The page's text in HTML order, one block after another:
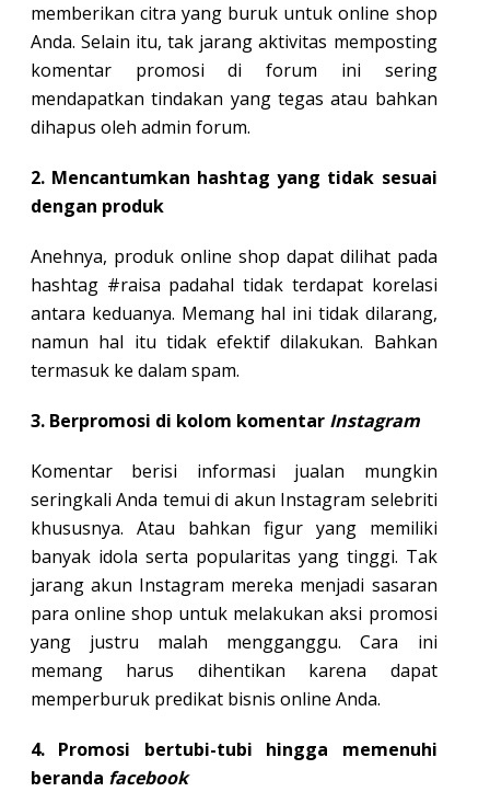
memberikan citra yang buruk untuk online shop
Anda. Selain itu, tak jarang aktivitas memposting
komentar promosi di forum ini sering
mendapatkan tindakan yang tegas atau bahkan
dihapus oleh admin forum.
2. Mencantumkan hashtag yang tidak sesuai
dengan produk
Anehnya, produk online shop dapat dilihat pada
hashtag #raisa padahal tidak terdapat korelasi
antara keduanya. Memang hal ini tidak dilarang,
namun hal itu tidak efektif dilakukan. Bahkan
termasuk ke dalam spam.
3. Berpromosi di kolom komentar Instagram
Komentar berisi informasi jualan mungkin
seringkali Anda temui di akun Instagram selebriti
khususnya. Atau bahkan figur yang memiliki
banyak idola serta popularitas yang tinggi. Tak
jarang akun Instagram mereka menjadi sasaran
para online shop untuk melakukan aksi promosi
yang justru malah mengganggu. Cara ini
memang harus dihentikan karena dapat
memperburuk predikat bisnis online Anda.
4. Promosi bertubi-tubi hingga memenuhi
beranda facebook